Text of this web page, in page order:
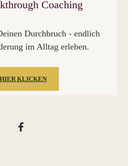
Coaching
Durchbruch - endlich
im Alltag erleben.
HIER KLICKEN